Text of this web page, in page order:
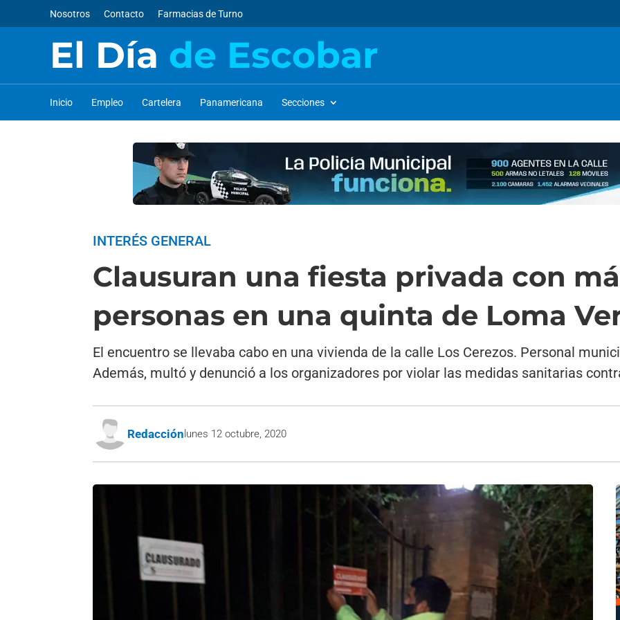
Nosotros Contacto Farmacias de Turno
El Día de Escobar
Inicio Empleo Cartelera Panamericana Secciones
INTERÉS GENERAL
Clausuran una fiesta privada con
personas en una quinta de Loma
El encuentro se llevaba cabo en una vivienda de la calle Los Cerezos. Personal
Además, multó y denunció a los organizadores por violar las medidas sanitarias
Redacción lunes 12 octubre, 2020